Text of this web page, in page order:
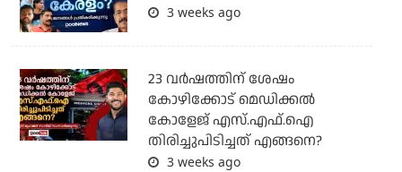
3 weeks ago
23 വർഷത്തിന് ശേഷം
കോഴിക്കോട് മെഡിക്കൽ
കോളേജ് എസ്.എഫ്.ഐ
തിരിച്ചുപിടിച്ചത് എങ്ങനെ?
3 weeks ago